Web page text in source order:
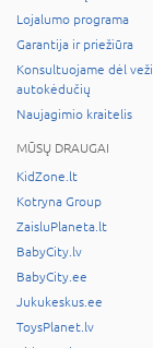
Lojalumo programa
Garantija ir priežiūra
Konsultuojame dėl
autokėdučių
Naujagimio kraitelis
MŪSŲ DRAUGAI
KidZone.lt
Kotryna Group
ZaisluPlaneta.lt
BabyCity.lv
BabyCity.ee
Jukukeskus.ee
ToysPlanet.lv